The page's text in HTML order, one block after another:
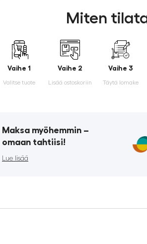
Miten
Vaihe 1
Valitse tuote
Vaihe 2
Lisää ostoskoriin
Vaihe 3
Täytä lomake
Maksa myöhemmin ­–
omaan tahtiisi!
Lue lisää